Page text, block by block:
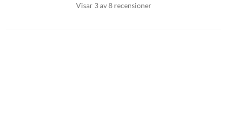
Visar 3 av 8 recensioner